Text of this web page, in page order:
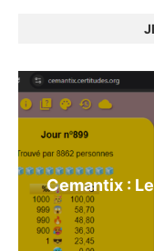
Cemantix :